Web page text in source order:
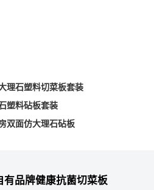
理石塑料切菜板套装
塑料砧板套装
双面仿大理石砧板
品牌健康抗菌切菜板